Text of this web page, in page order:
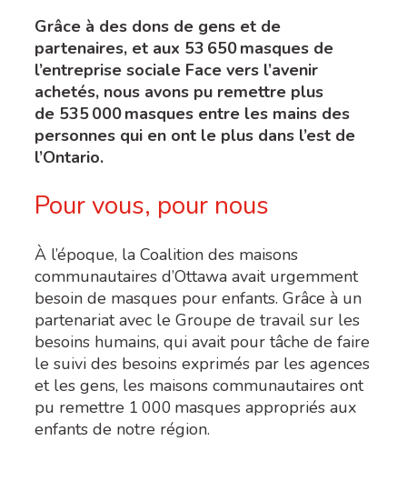
Grâce à des dons de gens et de
partenaires, et aux 53 650 masques de
l’entreprise sociale Face vers l’avenir
achetés, nous avons pu remettre plus
de 535 000 masques entre les mains des
personnes qui en ont le plus dans l’est de
l’Ontario.
Pour vous, pour nous
À l’époque, la Coalition des maisons
communautaires d’Ottawa avait urgemment
besoin de masques pour enfants. Grâce à un
partenariat avec le Groupe de travail sur les
besoins humains, qui avait pour tâche de faire
le suivi des besoins exprimés par les agences
et les gens, les maisons communautaires ont
pu remettre 1 000 masques appropriés aux
enfants de notre région.